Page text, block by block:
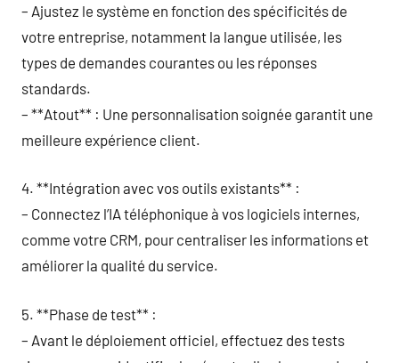
– Ajustez le système en fonction des spécificités de
votre entreprise, notamment la langue utilisée, les
types de demandes courantes ou les réponses
standards.
– **Atout** : Une personnalisation soignée garantit une
meilleure expérience client.
4. **Intégration avec vos outils existants** :
– Connectez l’IA téléphonique à vos logiciels internes,
comme votre CRM, pour centraliser les informations et
améliorer la qualité du service.
5. **Phase de test** :
– Avant le déploiement officiel, effectuez des tests